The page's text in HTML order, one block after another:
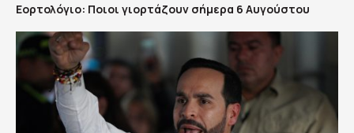
Εορτολόγιο: Ποιοι γιορτάζουν σήμερα 6 Αυγούστου